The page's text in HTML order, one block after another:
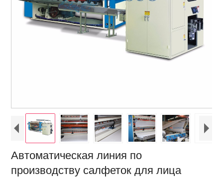
Автоматическая линия по
производству салфеток для лица